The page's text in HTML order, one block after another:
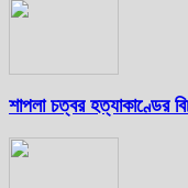
শাপলা চত্বর হত্যাকাণ্ডের